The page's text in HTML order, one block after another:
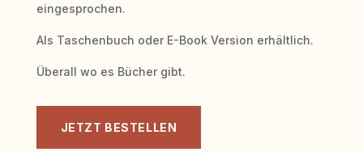
eingesprochen.
Als Taschenbuch oder E-Book Version erhältlich.
Überall wo es Bücher gibt.
JETZT BESTELLEN